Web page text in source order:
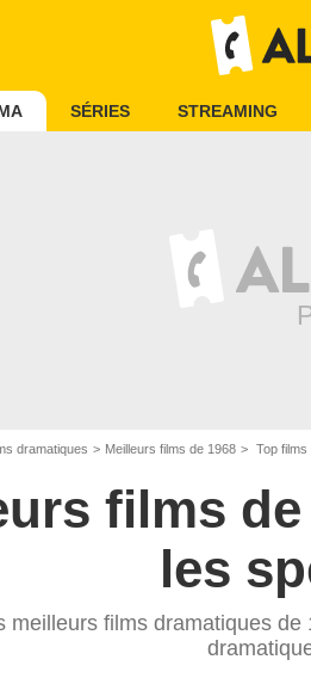
SÉRIES STREAMING
dramatiques Meilleurs films de 1968 Top
films
les
meilleurs films dramatiques